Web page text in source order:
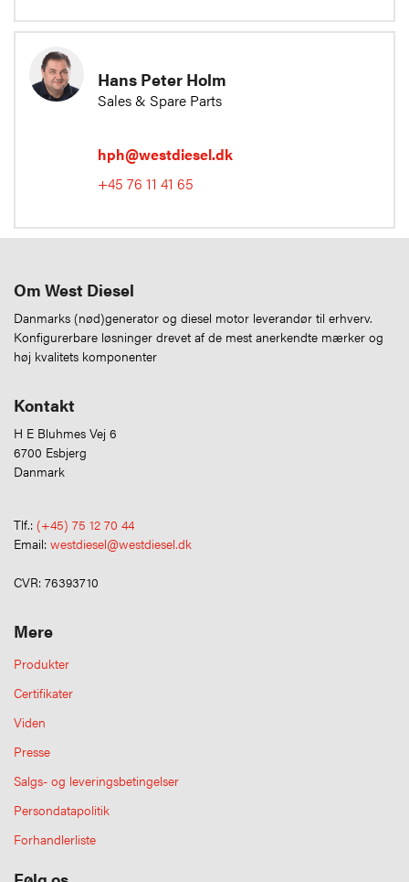
Hans Peter Holm
Sales & Spare Parts
hph@westdiesel.dk
+45 76 11 41 65
Om West Diesel
Danmarks (nød)generator og diesel motor leverandør til erhverv.
Konfigurerbare løsninger drevet af de mest anerkendte mærker og
høj kvalitets komponenter
Kontakt
H E Bluhmes Vej 6
6700 Esbjerg
Danmark
Tlf.: (+45) 75 12 70 44
Email: westdiesel@westdiesel.dk
CVR: 76393710
Mere
Produkter
Certifikater
Viden
Presse
Salgs- og leveringsbetingelser
Persondatapolitik
Forhandlerliste